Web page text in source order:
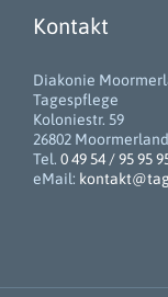
Kontakt
Diakonie
Tagespflege
Koloniestr. 59
26802 Moormerland
Tel. 0 49 54 / 95 95
eMail: